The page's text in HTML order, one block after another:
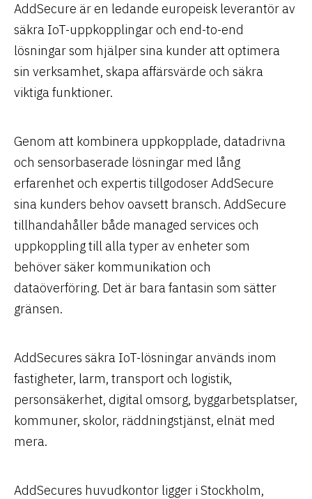
AddSecure är en ledande europeisk leverantör av
säkra IoT-uppkopplingar och end-to-end
lösningar som hjälper sina kunder att optimera
sin verksamhet, skapa affärsvärde och säkra
viktiga funktioner.
Genom att kombinera uppkopplade, datadrivna
och sensorbaserade lösningar med lång
erfarenhet och expertis tillgodoser AddSecure
sina kunders behov oavsett bransch. AddSecure
tillhandahåller både managed services och
uppkoppling till alla typer av enheter som
behöver säker kommunikation och
dataöverföring. Det är bara fantasin som sätter
gränsen.
AddSecures säkra IoT-lösningar används inom
fastigheter, larm, transport och logistik,
personsäkerhet, digital omsorg, byggarbetsplatser,
kommuner, skolor, räddningstjänst, elnät med
mera.
AddSecures huvudkontor ligger i Stockholm,